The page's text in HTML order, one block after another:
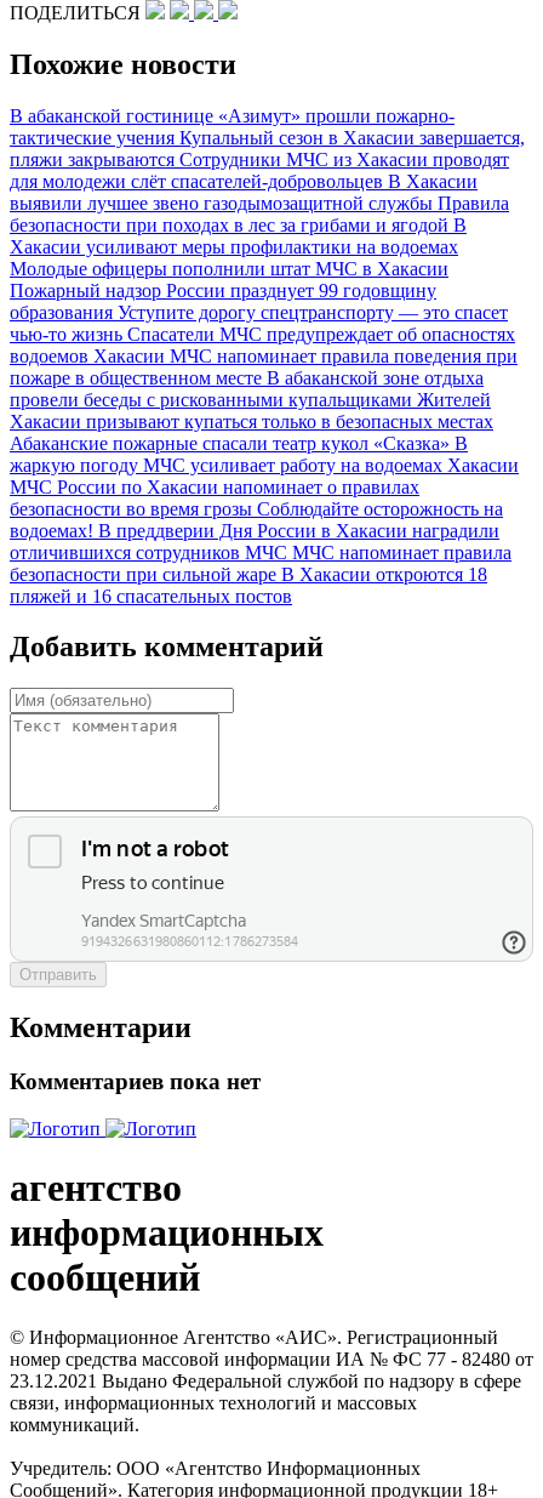
ПОДЕЛИТЬСЯ
Похожие новости
В абаканской гостинице «Азимут» прошли пожарно-
тактические учения Купальный сезон в Хакасии завершается,
пляжи закрываются Сотрудники МЧС из Хакасии проводят
для молодежи слёт спасателей-добровольцев В Хакасии
выявили лучшее звено газодымозащитной службы Правила
безопасности при походах в лес за грибами и ягодой В
Хакасии усиливают меры профилактики на водоемах
Молодые офицеры пополнили штат МЧС в Хакасии
Пожарный надзор России празднует 99 годовщину
образования Уступите дорогу спецтранспорту — это спасет
чью-то жизнь Спасатели МЧС предупреждает об опасностях
водоемов Хакасии МЧС напоминает правила поведения при
пожаре в общественном месте В абаканской зоне отдыха
провели беседы с рискованными купальщиками Жителей
Хакасии призывают купаться только в безопасных местах
Абаканские пожарные спасали театр кукол «Сказка» В
жаркую погоду МЧС усиливает работу на водоемах Хакасии
МЧС России по Хакасии напоминает о правилах
безопасности во время грозы Соблюдайте осторожность на
водоемах! В преддверии Дня России в Хакасии наградили
отличившихся сотрудников МЧС МЧС напоминает правила
безопасности при сильной жаре В Хакасии откроются 18
пляжей и 16 спасательных постов
Добавить комментарий
Отправить
Комментарии
Комментариев пока нет
агентство
информационных
сообщений
© Информационное Агентство «АИС». Регистрационный
номер средства массовой информации ИА № ФС 77 - 82480 от
23.12.2021 Выдано Федеральной службой по надзору в сфере
связи, информационных технологий и массовых
коммуникаций.
Учредитель: ООО «Агентство Информационных
Сообщений». Категория информационной продукции 18+